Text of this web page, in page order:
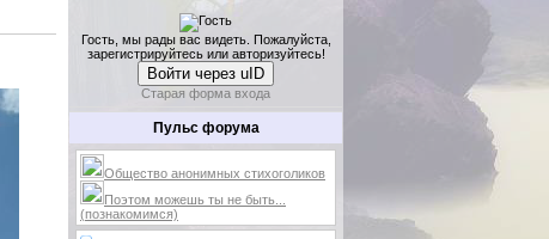
Гость, мы рады вас видеть. Пожалуйста,
зарегистрируйтесь или авторизуйтесь!
Войти через uID
Старая форма входа
Пульс форума
Общество анонимных стихоголиков
Поэтом можешь ты не быть...
(познакомимся)